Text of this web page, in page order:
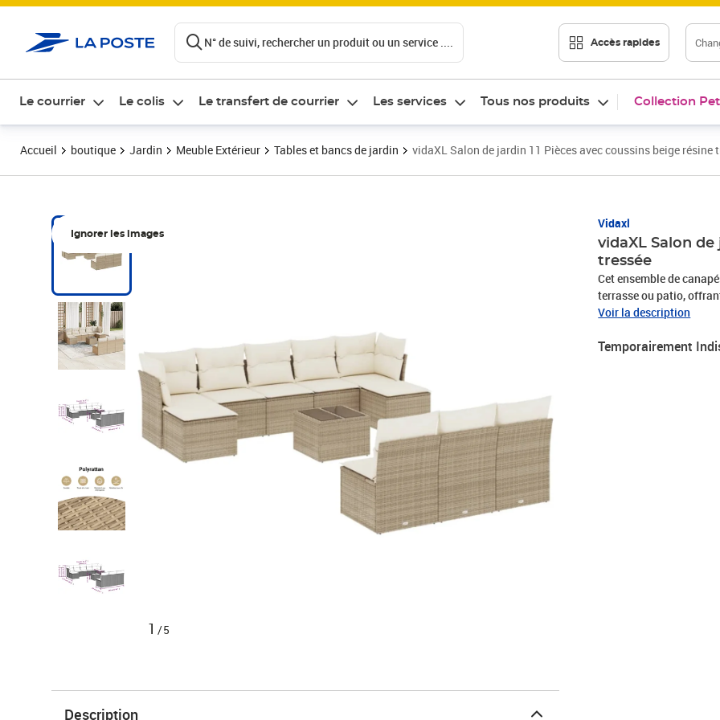
N° de suivi, rechercher un produit ou un service .... Accès rapides
Le courrier Le colis Le transfert de courrier Les services Tous nos produits Collection
Accueil boutique Jardin Meuble Extérieur Tables et bancs de jardin vidaXL Salon de jardin 11 Pièces avec coussins beige résine
Ignorer les images
1 /5
Vidaxl
vidaXL Salon de
tressée
Cet ensemble de
terrasse ou patio,
famille et les amis ou
matériau synthétique
Voir la description
Temporairement
Description